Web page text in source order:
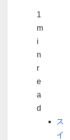
1
m
i
n
r
e
a
d
ス
イ